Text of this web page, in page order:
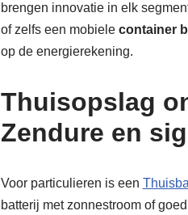
brengen innovatie in elk
of zelfs een mobiele container
op de energierekening.
Thuisopslag
Zendure en
Voor particulieren is een
batterij met zonnestroom of